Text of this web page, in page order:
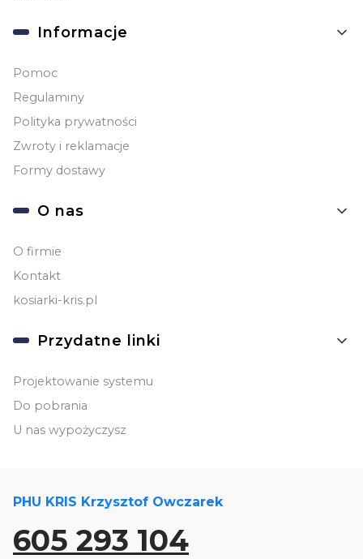
Informacje
Pomoc
Regulaminy
Polityka prywatności
Zwroty i reklamacje
Formy dostawy
O nas
O firmie
Kontakt
kosiarki-kris.pl
Przydatne linki
Projektowanie systemu
Do pobrania
U nas wypożyczysz
PHU KRIS Krzysztof Owczarek
605 293 104